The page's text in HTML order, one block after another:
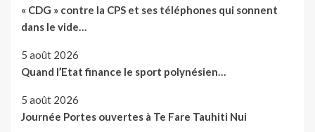
« CDG » contre la CPS et ses téléphones qui sonnent
dans le vide…
5 août 2026
Quand l’Etat finance le sport polynésien…
5 août 2026
Journée Portes ouvertes à Te Fare Tauhiti Nui